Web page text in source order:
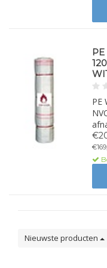
PE
Nieuwste producten